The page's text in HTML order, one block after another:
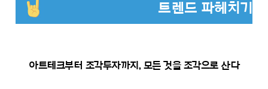
트렌드 파헤치기
아트테크부터 조각투자까지, 모든 것을 조각으로 산다